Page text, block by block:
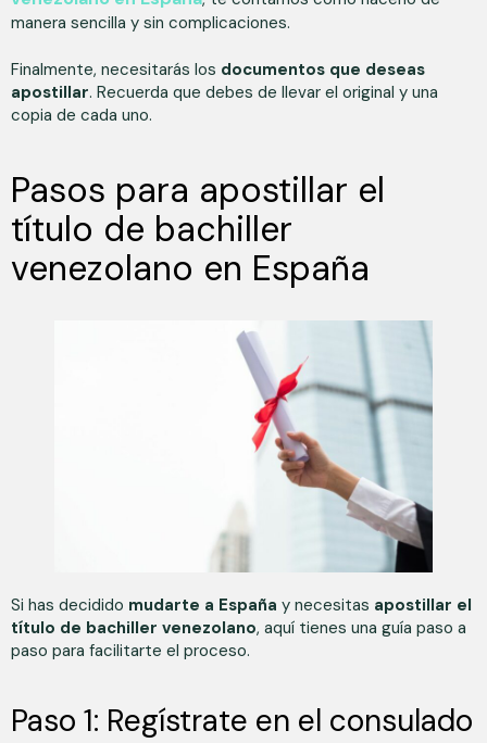
manera sencilla y sin complicaciones.
Finalmente, necesitarás los documentos que deseas
apostillar. Recuerda que debes de llevar el original y una
copia de cada uno.
Pasos para apostillar el
título de bachiller
venezolano en España
Si has decidido mudarte a España y necesitas apostillar el
título de bachiller venezolano, aquí tienes una guía paso a
paso para facilitarte el proceso.
Paso 1: Regístrate en el consulado